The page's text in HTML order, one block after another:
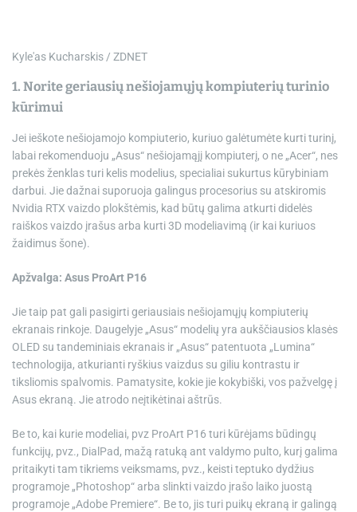
Kyle'as Kucharskis / ZDNET
1. Norite geriausių nešiojamųjų kompiuterių turinio
kūrimui
Jei ieškote nešiojamojo kompiuterio, kuriuo galėtumėte kurti turinį,
labai rekomenduoju „Asus“ nešiojamąjį kompiuterį, o ne „Acer“, nes
prekės ženklas turi kelis modelius, specialiai sukurtus kūrybiniam
darbui. Jie dažnai suporuoja galingus procesorius su atskiromis
Nvidia RTX vaizdo plokštėmis, kad būtų galima atkurti didelės
raiškos vaizdo įrašus arba kurti 3D modeliavimą (ir kai kuriuos
žaidimus šone).
Apžvalga: Asus ProArt P16
Jie taip pat gali pasigirti geriausiais nešiojamųjų kompiuterių
ekranais rinkoje. Daugelyje „Asus“ modelių yra aukščiausios klasės
OLED su tandeminiais ekranais ir „Asus“ patentuota „Lumina“
technologija, atkurianti ryškius vaizdus su giliu kontrastu ir
tiksliomis spalvomis. Pamatysite, kokie jie kokybiški, vos pažvelgę ​​į
Asus ekraną. Jie atrodo neįtikėtinai aštrūs.
Be to, kai kurie modeliai, pvz ProArt P16 turi kūrėjams būdingų
funkcijų, pvz., DialPad, mažą ratuką ant valdymo pulto, kurį galima
pritaikyti tam tikriems veiksmams, pvz., keisti teptuko dydžius
programoje „Photoshop“ arba slinkti vaizdo įrašo laiko juostą
programoje „Adobe Premiere“. Be to, jis turi puikų ekraną ir galingą